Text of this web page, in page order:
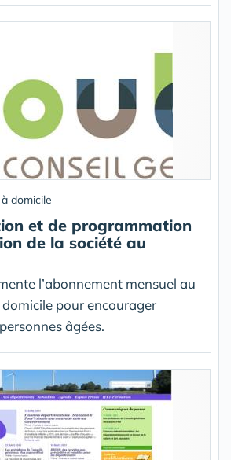
domicile
et de programmation
de la société au
l’abonnement mensuel au
domicile pour encourager
âgées.